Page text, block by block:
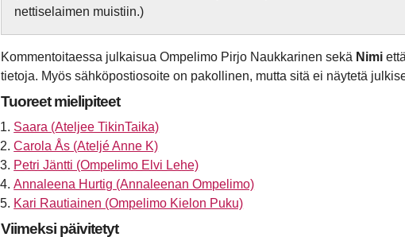
nettiselaimen muistiin.)
Kommentoitaessa julkaisua Ompelimo Pirjo Naukkarinen sekä Nimi että
tietoja. Myös sähköpostiosoite on pakollinen, mutta sitä ei näytetä
Tuoreet mielipiteet
Saara (Ateljee TikinTaika)
Carola Ås (Ateljé Anne K)
Petri Jäntti (Ompelimo Elvi Lehe)
Annaleena Hurtig (Annaleenan Ompelimo)
Kari Rautiainen (Ompelimo Kielon Puku)
Viimeksi päivitetyt